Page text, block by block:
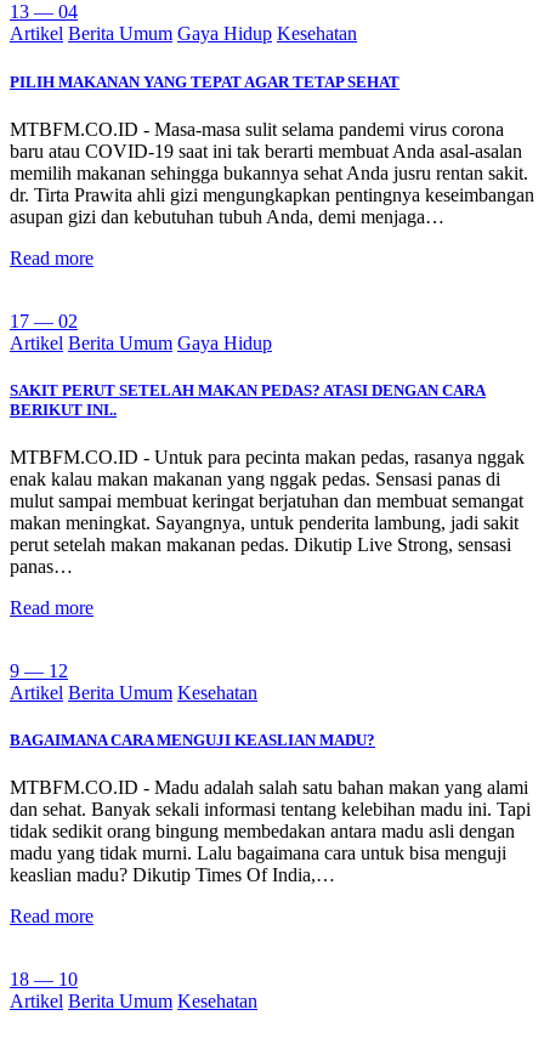
13 — 04
Artikel Berita Umum Gaya Hidup Kesehatan
PILIH MAKANAN YANG TEPAT AGAR TETAP SEHAT
MTBFM.CO.ID - Masa-masa sulit selama pandemi virus corona
baru atau COVID-19 saat ini tak berarti membuat Anda asal-asalan
memilih makanan sehingga bukannya sehat Anda jusru rentan sakit.
dr. Tirta Prawita ahli gizi mengungkapkan pentingnya keseimbangan
asupan gizi dan kebutuhan tubuh Anda, demi menjaga…
Read more
17 — 02
Artikel Berita Umum Gaya Hidup
SAKIT PERUT SETELAH MAKAN PEDAS? ATASI DENGAN CARA
BERIKUT INI..
MTBFM.CO.ID - Untuk para pecinta makan pedas, rasanya nggak
enak kalau makan makanan yang nggak pedas. Sensasi panas di
mulut sampai membuat keringat berjatuhan dan membuat semangat
makan meningkat. Sayangnya, untuk penderita lambung, jadi sakit
perut setelah makan makanan pedas. Dikutip Live Strong, sensasi
panas…
Read more
9 — 12
Artikel Berita Umum Kesehatan
BAGAIMANA CARA MENGUJI KEASLIAN MADU?
MTBFM.CO.ID - Madu adalah salah satu bahan makan yang alami
dan sehat. Banyak sekali informasi tentang kelebihan madu ini. Tapi
tidak sedikit orang bingung membedakan antara madu asli dengan
madu yang tidak murni. Lalu bagaimana cara untuk bisa menguji
keaslian madu? Dikutip Times Of India,…
Read more
18 — 10
Artikel Berita Umum Kesehatan